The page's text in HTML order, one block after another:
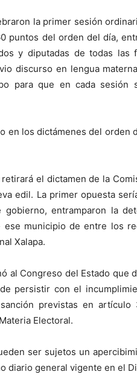
la primer sesión
puntos del orden del día,
y diputadas de todas las
discurso en lengua
para que en cada sesión
en los dictámenes del orden
el dictamen de la
edil. La primer opuesta
entramparon la
ese municipio de entre los
Xalapa.
al Congreso del Estado que
persistir con el
previstas en
Electoral.
ser sujetos un
diario general vigente en el